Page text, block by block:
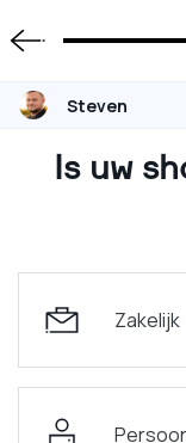
Steven
Is uw
Zakelijk